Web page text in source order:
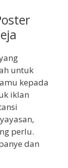
untuk
kepada
iklan
perlu.
dan